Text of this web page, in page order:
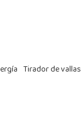
Tirador de vallas